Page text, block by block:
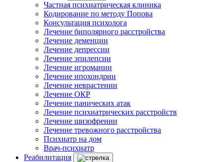
Частная психиатрическая клиника
Кодирование по методу Попова
Консультация психолога
Лечение биполярного расстройства
Лечение деменции
Лечение депрессии
Лечение эпилепсии
Лечение игромании
Лечение ипохондрии
Лечение неврастении
Лечение ОКР
Лечение панических атак
Лечение психиатрических расстройств
Лечение шизофрении
Лечение тревожного расстройства
Психиатр на дом
Врач-психиатр
Реабилитация